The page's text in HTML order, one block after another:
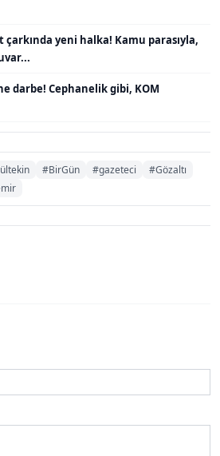
çarkında yeni halka! Kamu parasıyla,
darbe! Cephanelik gibi, KOM
#BirGün #gazeteci
#Gözaltı